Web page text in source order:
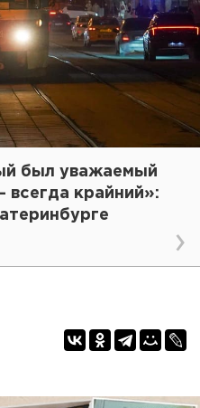
был уважаемый
всегда крайний»: